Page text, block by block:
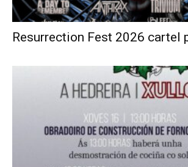
Resurrection Fest 2026 cartel